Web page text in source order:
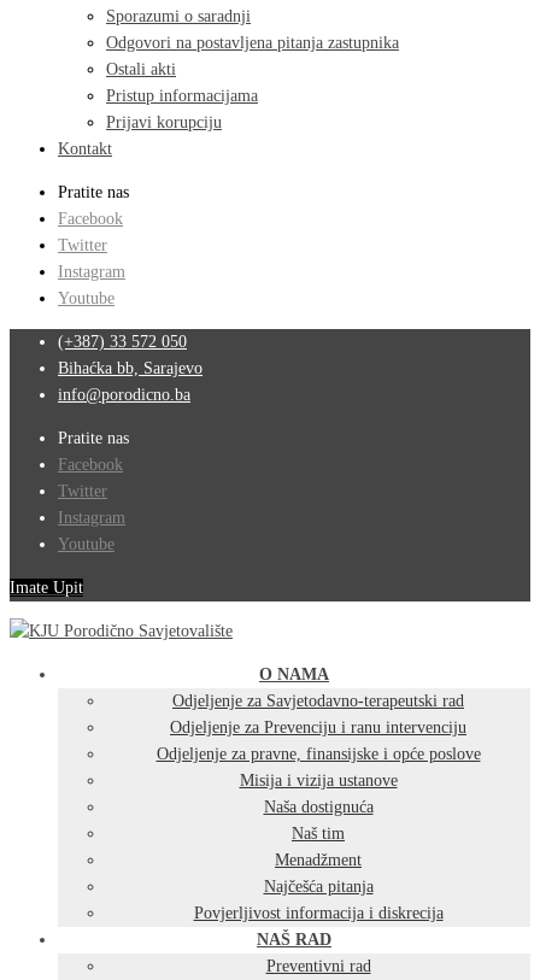
Sporazumi o saradnji
Odgovori na postavljena pitanja zastupnika
Ostali akti
Pristup informacijama
Prijavi korupciju
Kontakt
Pratite nas
Facebook
Twitter
Instagram
Youtube
(+387) 33 572 050
Bihaćka bb, Sarajevo
info@porodicno.ba
Pratite nas
Facebook
Twitter
Instagram
Youtube
Imate Upit
O NAMA
Odjeljenje za Savjetodavno-terapeutski rad
Odjeljenje za Prevenciju i ranu intervenciju
Odjeljenje za pravne, finansijske i opće poslove
Misija i vizija ustanove
Naša dostignuća
Naš tim
Menadžment
Najčešća pitanja
Povjerljivost informacija i diskrecija
NAŠ RAD
Preventivni rad